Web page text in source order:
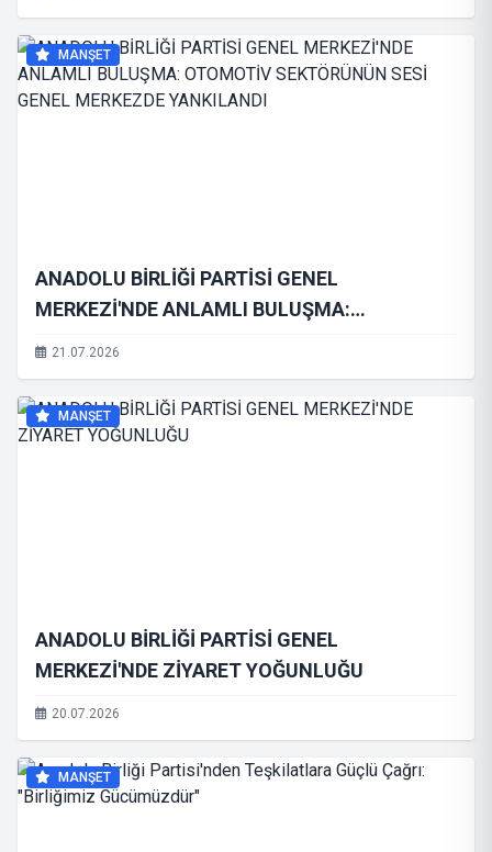
MANŞET
ANADOLU BİRLİĞİ PARTİSİ GENEL
MERKEZİ'NDE ANLAMLI BULUŞMA:
OTOMOTİV SEKTÖRÜNÜN SESİ GENEL
21.07.2026
MANŞET
ANADOLU BİRLİĞİ PARTİSİ GENEL
MERKEZİ'NDE ZİYARET YOĞUNLUĞU
20.07.2026
MANŞET